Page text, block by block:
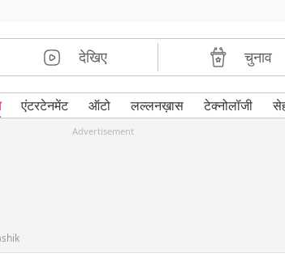
देखिए चुनाव
एंटरटेनमेंट ऑटो लल्लनख़ास टेक्नोलॉजी
Advertisement